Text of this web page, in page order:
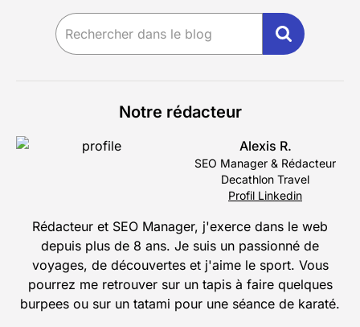
Notre rédacteur
Alexis R.
SEO Manager & Rédacteur
Decathlon Travel
Profil Linkedin
Rédacteur et SEO Manager, j'exerce dans le web
depuis plus de 8 ans. Je suis un passionné de
voyages, de découvertes et j'aime le sport. Vous
pourrez me retrouver sur un tapis à faire quelques
burpees ou sur un tatami pour une séance de karaté.